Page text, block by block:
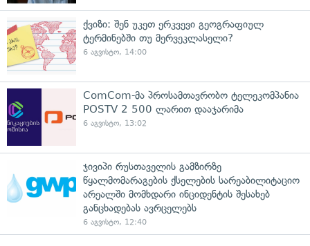
ქვიზი: შენ უკეთ ერკვევი გეოგრაფიულ
ტერმინებში თუ მერვეკლასელი?
6 აგვისტო, 14:00
ComCom-მა პროსამთავრობო ტელეკომპანია
POSTV 2 500 ლარით დააჯარიმა
6 აგვისტო, 13:02
ჯივიპი რუსთაველის გამზირზე
წყალმომარაგების ქსელების სარეაბილიტაციო
არეალში მომხდარი ინციდენტის შესახებ
განცხადებას ავრცელებს
6 აგვისტო, 12:40